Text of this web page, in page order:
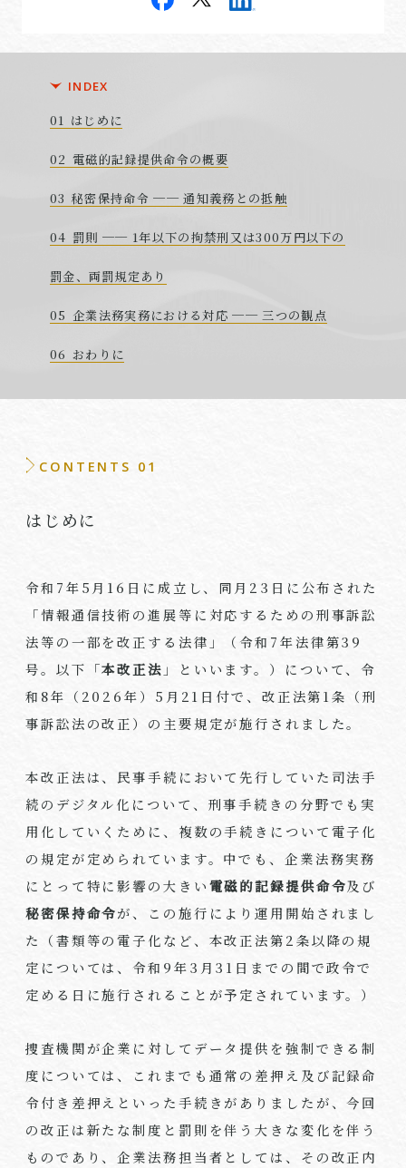
INDEX
はじめに
電磁的記録提供命令の概要
秘密保持命令 ── 通知義務との抵触
罰則 ── 1年以下の拘禁刑又は300万円以下の
罰金、両罰規定あり
企業法務実務における対応 ── 三つの観点
おわりに
CONTENTS 01
はじめに
令和7年5月16日に成立し、同月23日に公布された
「情報通信技術の進展等に対応するための刑事訴訟
法等の一部を改正する法律」（令和7年法律第39
号。以下「本改正法 」といいます。）について、令
和8年（2026年）5月21日付で、改正法第1条（刑
事訴訟法の改正）の主要規定が施行されました。
本改正法は、民事手続において先行していた司法手
続のデジタル化について、刑事手続きの分野でも実
用化していくために、複数の手続きについて電子化
の規定が定められています。中でも、企業法務実務
にとって特に影響の大きい電磁的記録提供命令及び
秘密保持命令が、この施行により運用開始されまし
た（書類等の電子化など、本改正法第2条以降の規
定については、令和9年3月31日までの間で政令で
定める日に施行されることが予定されています。）
捜査機関が企業に対してデータ提供を強制できる制
度については、これまでも通常の差押え及び記録命
令付き差押えといった手続きがありましたが、今回
の改正は新たな制度と罰則を伴う大きな変化を伴う
ものであり、企業法務担当者としては、その改正内